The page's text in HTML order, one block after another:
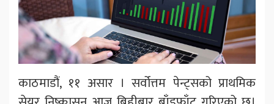
काठमाडौं, ११ असार । सर्वोत्तम पेन्ट्सको प्राथमिक